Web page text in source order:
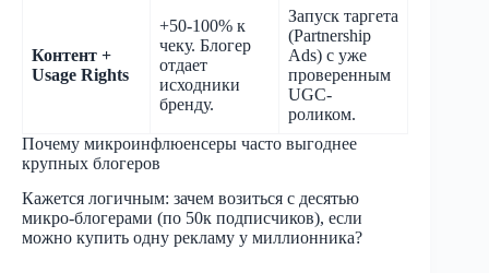
Контент +
Usage Rights
+50-100% к
чеку. Блогер
отдает
исходники
бренду.
Запуск таргета
(Partnership
Ads) с уже
проверенным
UGC-
роликом.
Почему микроинфлюенсеры часто выгоднее
крупных блогеров
Кажется логичным: зачем возиться с десятью
микро-блогерами (по 50к подписчиков), если
можно купить одну рекламу у миллионника?